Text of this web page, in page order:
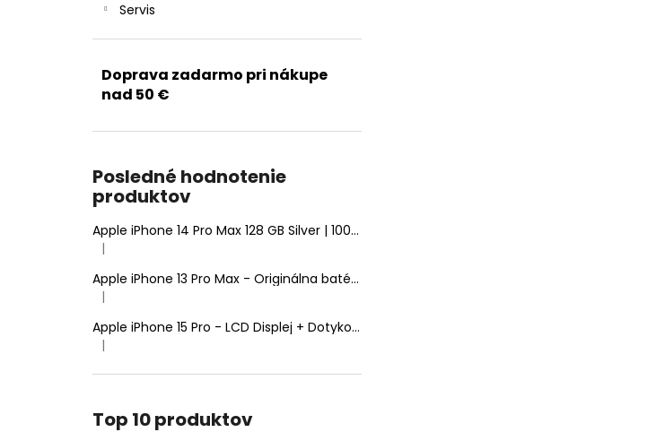
Servis
Doprava zadarmo pri nákupe
nad 50 €
Posledné hodnotenie
produktov
Apple iPhone 14 Pro Max 128 GB Silver | 100% Zdravie batérie | Stav: A (Výborný)
Hodnotenie produktu je 5 z 5 hviezdičiek.
|
Apple iPhone 13 Pro Max - Originálna batéria 4352mAh (Zdravie batérie: 100% - bez hlásenia o neznámom diele)
Hodnotenie produktu je 5 z 5 hviezdičiek.
|
Apple iPhone 15 Pro - LCD Displej + Dotyková Plocha + Rám - SmartPremium Hard OLED
Hodnotenie produktu je 5 z 5 hviezdičiek.
|
Top 10 produktov